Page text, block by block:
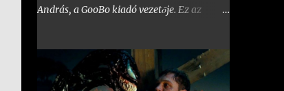
András, a GooBo kiadó vezetője. Ez az
" néven futott, 200 számot
megélt magazin, melynek minden része egy